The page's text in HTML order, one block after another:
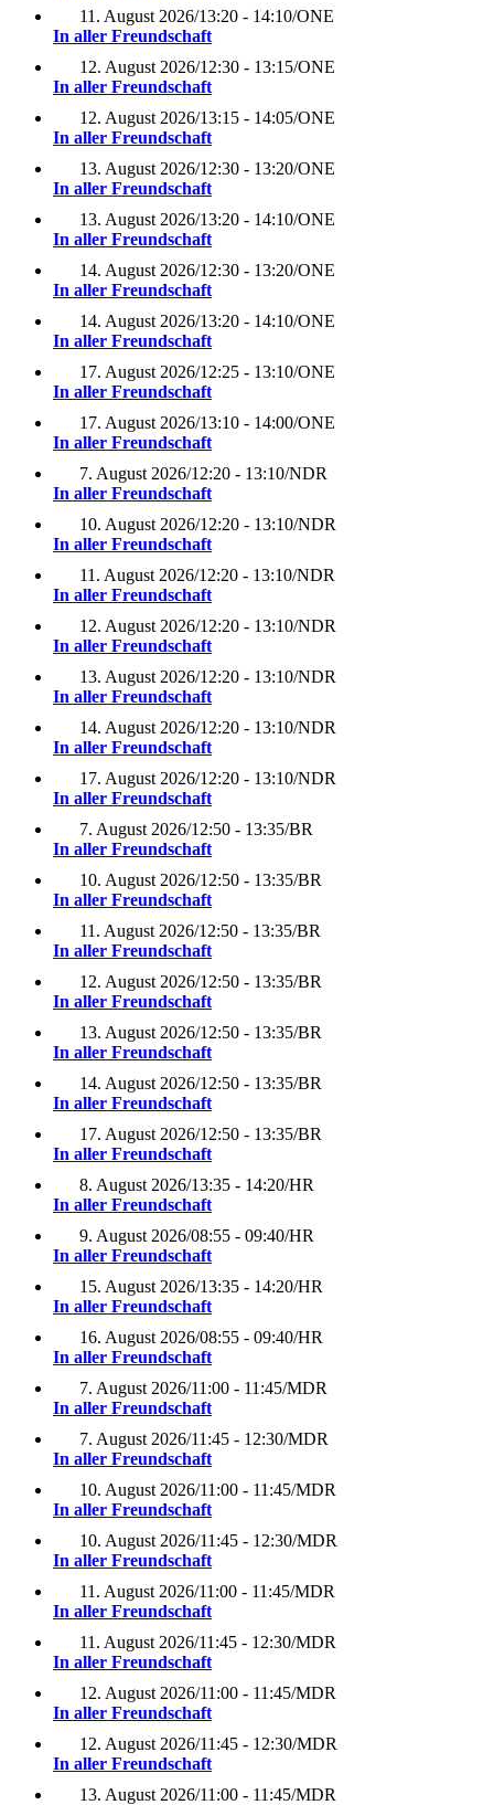
11. August 2026/13:20 - 14:10/ONE
In aller Freundschaft
12. August 2026/12:30 - 13:15/ONE
In aller Freundschaft
12. August 2026/13:15 - 14:05/ONE
In aller Freundschaft
13. August 2026/12:30 - 13:20/ONE
In aller Freundschaft
13. August 2026/13:20 - 14:10/ONE
In aller Freundschaft
14. August 2026/12:30 - 13:20/ONE
In aller Freundschaft
14. August 2026/13:20 - 14:10/ONE
In aller Freundschaft
17. August 2026/12:25 - 13:10/ONE
In aller Freundschaft
17. August 2026/13:10 - 14:00/ONE
In aller Freundschaft
7. August 2026/12:20 - 13:10/NDR
In aller Freundschaft
10. August 2026/12:20 - 13:10/NDR
In aller Freundschaft
11. August 2026/12:20 - 13:10/NDR
In aller Freundschaft
12. August 2026/12:20 - 13:10/NDR
In aller Freundschaft
13. August 2026/12:20 - 13:10/NDR
In aller Freundschaft
14. August 2026/12:20 - 13:10/NDR
In aller Freundschaft
17. August 2026/12:20 - 13:10/NDR
In aller Freundschaft
7. August 2026/12:50 - 13:35/BR
In aller Freundschaft
10. August 2026/12:50 - 13:35/BR
In aller Freundschaft
11. August 2026/12:50 - 13:35/BR
In aller Freundschaft
12. August 2026/12:50 - 13:35/BR
In aller Freundschaft
13. August 2026/12:50 - 13:35/BR
In aller Freundschaft
14. August 2026/12:50 - 13:35/BR
In aller Freundschaft
17. August 2026/12:50 - 13:35/BR
In aller Freundschaft
8. August 2026/13:35 - 14:20/HR
In aller Freundschaft
9. August 2026/08:55 - 09:40/HR
In aller Freundschaft
15. August 2026/13:35 - 14:20/HR
In aller Freundschaft
16. August 2026/08:55 - 09:40/HR
In aller Freundschaft
7. August 2026/11:00 - 11:45/MDR
In aller Freundschaft
7. August 2026/11:45 - 12:30/MDR
In aller Freundschaft
10. August 2026/11:00 - 11:45/MDR
In aller Freundschaft
10. August 2026/11:45 - 12:30/MDR
In aller Freundschaft
11. August 2026/11:00 - 11:45/MDR
In aller Freundschaft
11. August 2026/11:45 - 12:30/MDR
In aller Freundschaft
12. August 2026/11:00 - 11:45/MDR
In aller Freundschaft
12. August 2026/11:45 - 12:30/MDR
In aller Freundschaft
13. August 2026/11:00 - 11:45/MDR